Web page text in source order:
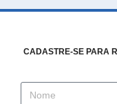
CADASTRE-SE PARA